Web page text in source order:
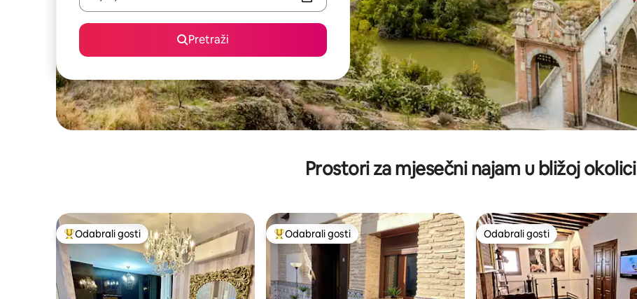
Pretraži
Prostori za mjesečni najam u bližoj okolici
Među najviše rangiranima s oznakom „Odabrali gosti”
Odabrali gosti Među najviše rangiranima s oznakom „Odabrali gosti”
Odabrali gosti Odabrali gosti
Odabrali gosti